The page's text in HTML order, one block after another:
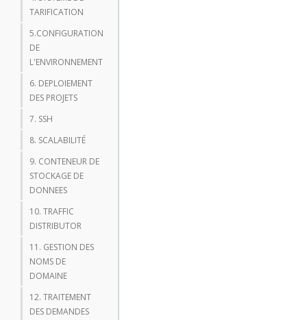
TARIFICATION
5.CONFIGURATION
DE
L'ENVIRONNEMENT
6. DEPLOIEMENT
DES PROJETS
7. SSH
8. SCALABILITÉ
9. CONTENEUR DE
STOCKAGE DE
DONNEES
10. TRAFFIC
DISTRIBUTOR
11. GESTION DES
NOMS DE
DOMAINE
12. TRAITEMENT
DES DEMANDES